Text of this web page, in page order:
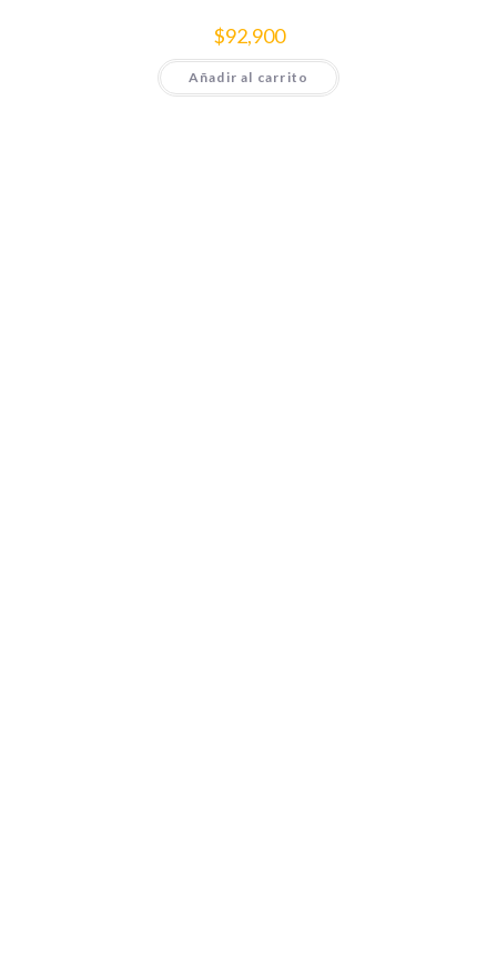
$92,900
Añadir al carrito